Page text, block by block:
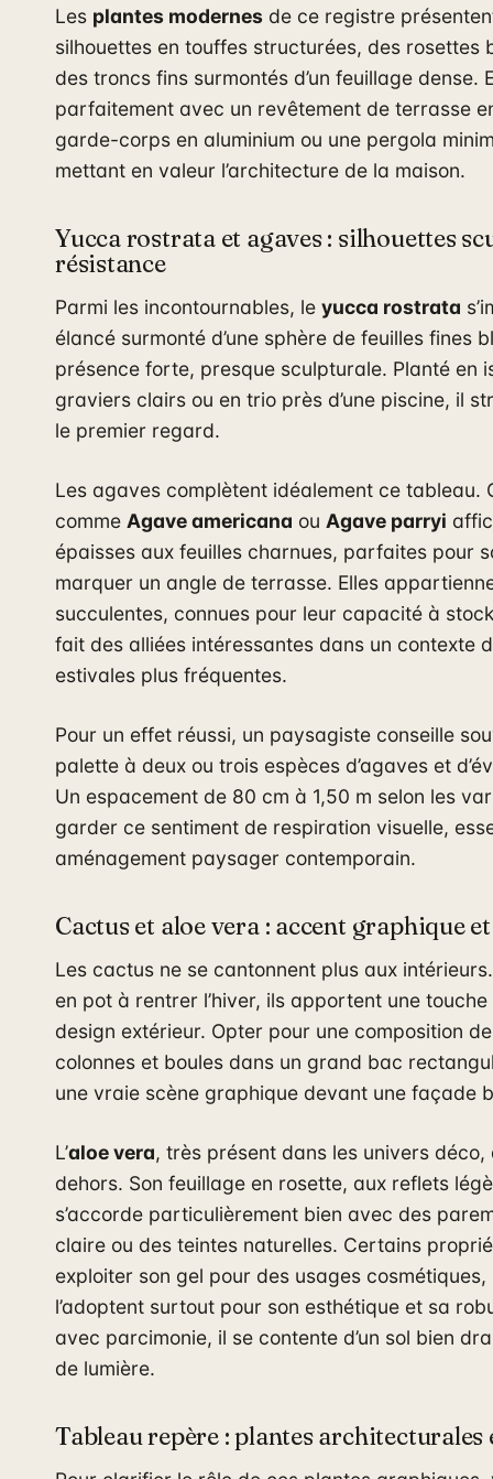
Les plantes modernes de ce registre
silhouettes en touffes structurées, des rosettes
des troncs fins surmontés d’un feuillage dense.
parfaitement avec un revêtement de terrasse
garde-corps en aluminium ou une pergola
mettant en valeur l’architecture de la maison.
Yucca rostrata et agaves : silhouettes
résistance
Parmi les incontournables, le yucca rostrata
élancé surmonté d’une sphère de feuilles fines
présence forte, presque sculpturale. Planté en
graviers clairs ou en trio près d’une piscine, il
le premier regard.
Les agaves complètent idéalement ce tableau.
comme Agave americana ou Agave parryi
épaisses aux feuilles charnues, parfaites pour
marquer un angle de terrasse. Elles
succulentes, connues pour leur capacité à
fait des alliées intéressantes dans un contexte
estivales plus fréquentes.
Pour un effet réussi, un paysagiste conseille
palette à deux ou trois espèces d’agaves et
Un espacement de 80 cm à 1,50 m selon les
garder ce sentiment de respiration visuelle,
aménagement paysager contemporain.
Cactus et aloe vera : accent graphique
Les cactus ne se cantonnent plus aux
en pot à rentrer l’hiver, ils apportent une
design extérieur. Opter pour une composition
colonnes et boules dans un grand bac
une vraie scène graphique devant une façade
L’aloe vera, très présent dans les univers
dehors. Son feuillage en rosette, aux reflets
s’accorde particulièrement bien avec des
claire ou des teintes naturelles. Certains
exploiter son gel pour des usages
l’adoptent surtout pour son esthétique et sa
avec parcimonie, il se contente d’un sol bien
de lumière.
Tableau repère : plantes architecturales